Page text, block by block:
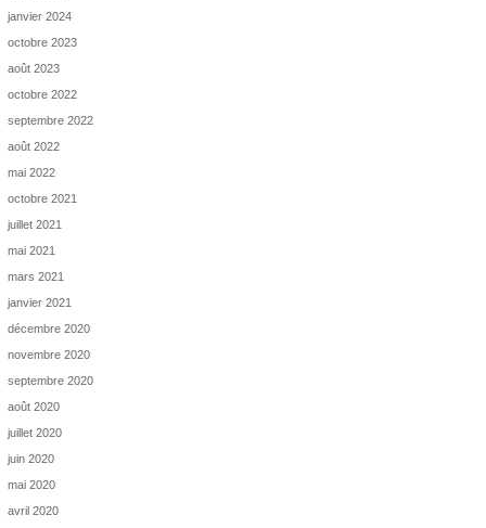
janvier 2024
octobre 2023
août 2023
octobre 2022
septembre 2022
août 2022
mai 2022
octobre 2021
juillet 2021
mai 2021
mars 2021
janvier 2021
décembre 2020
novembre 2020
septembre 2020
août 2020
juillet 2020
juin 2020
mai 2020
avril 2020